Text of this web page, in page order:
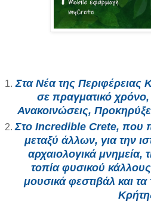
Στα Νέα της Περιφέρειας
σε πραγματικό
Ανακοινώσεις,
Στο Incredible Crete, που
μεταξύ άλλων, για την
αρχαιολογικά μνημεία,
τοπία φυσικού κάλλους,
μουσικά φεστιβάλ και